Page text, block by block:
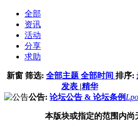
全部
资讯
活动
分享
求助
新窗 筛选: 全部主题 全部时间 排序:
发表 |精华
公告: 论坛公告 & 论坛条例
本版块或指定的范围内尚